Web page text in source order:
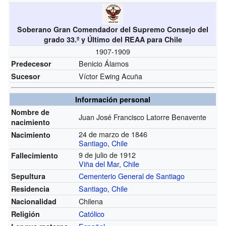
Soberano Gran Comendador del Supremo Consejo del
grado 33.º y Último del REAA para Chile
1907-1909
Predecesor Benicio Álamos
Sucesor Víctor Ewing Acuña
Información personal
Nombre de
nacimiento
Juan José Francisco Latorre Benavente
Nacimiento
24 de marzo de 1846
Santiago,Chile
Fallecimiento
9 de julio de 1912
Viña del Mar,Chile
Sepultura Cementerio General de Santiago
Residencia Santiago,Chile
Nacionalidad Chilena
Religión Católico